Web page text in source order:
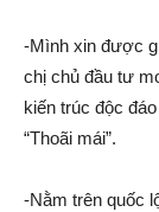
-Mình xin được
chị chủ đầu tư
kiến trúc độc
“Thoãi mái”.
-Nằm trên quốc